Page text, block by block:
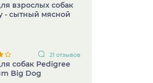
взрослых собак
- сытный мясной
21 отзывов
собак Pedigree
Big Dog